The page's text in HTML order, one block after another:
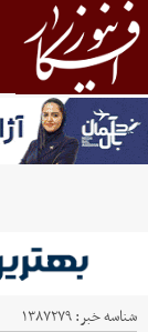
شناسه خبر:۱۳۸۷۲۷۹